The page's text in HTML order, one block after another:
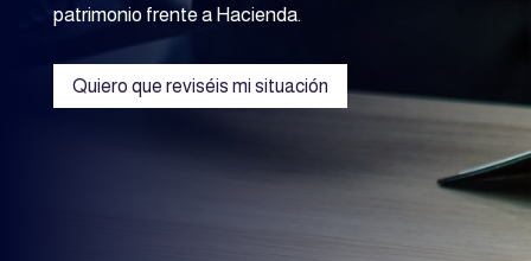
patrimonio frente a Hacienda.
Quiero que reviséis mi situación